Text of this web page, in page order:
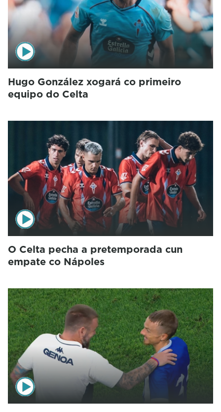
Hugo González xogará co primeiro
equipo do Celta
O Celta pecha a pretemporada cun
empate co Nápoles